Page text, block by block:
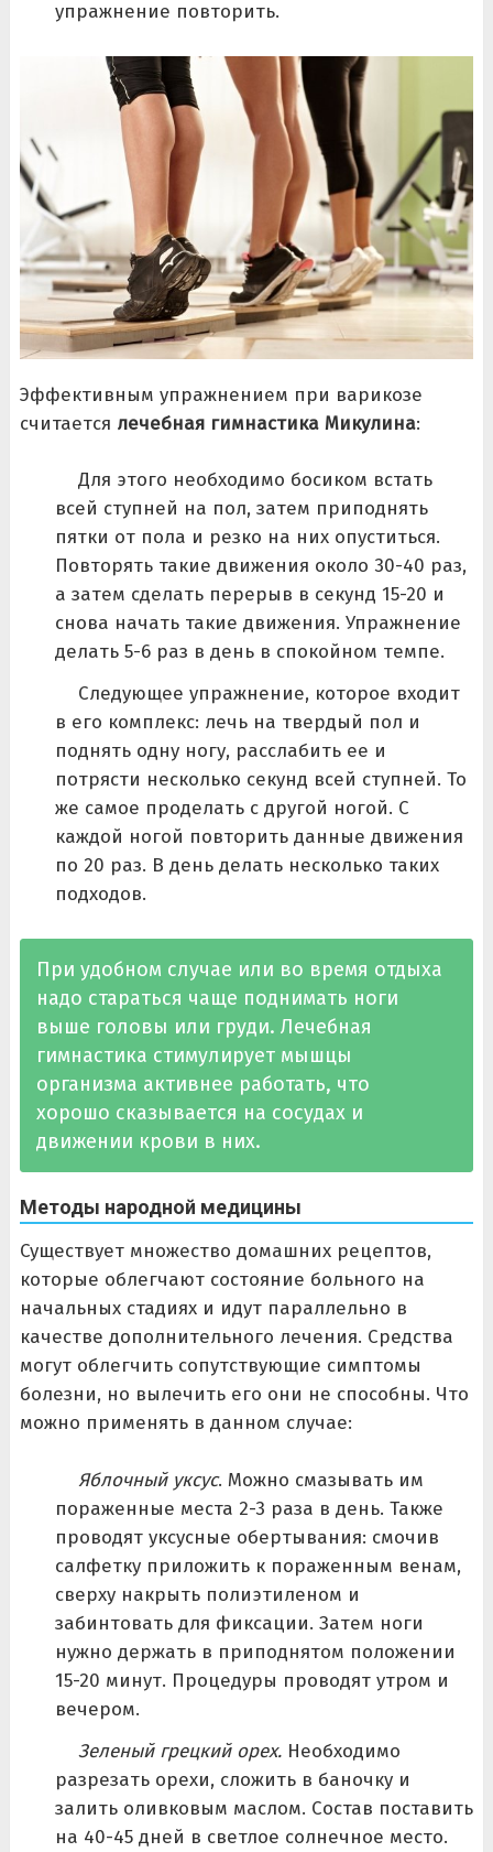
упражнение повторить.
Эффективным упражнением при варикозе
считается лечебная гимнастика Микулина:
Для этого необходимо босиком встать
всей ступней на пол, затем приподнять
пятки от пола и резко на них опуститься.
Повторять такие движения около 30-40 раз,
а затем сделать перерыв в секунд 15-20 и
снова начать такие движения. Упражнение
делать 5-6 раз в день в спокойном темпе.
Следующее упражнение, которое входит
в его комплекс: лечь на твердый пол и
поднять одну ногу, расслабить ее и
потрясти несколько секунд всей ступней. То
же самое проделать с другой ногой. С
каждой ногой повторить данные движения
по 20 раз. В день делать несколько таких
подходов.
При удобном случае или во время отдыха
надо стараться чаще поднимать ноги
выше головы или груди. Лечебная
гимнастика стимулирует мышцы
организма активнее работать, что
хорошо сказывается на сосудах и
движении крови в них.
Методы народной медицины
Существует множество домашних рецептов,
которые облегчают состояние больного на
начальных стадиях и идут параллельно в
качестве дополнительного лечения. Средства
могут облегчить сопутствующие симптомы
болезни, но вылечить его они не способны. Что
можно применять в данном случае:
Яблочный уксус. Можно смазывать им
пораженные места 2-3 раза в день. Также
проводят уксусные обертывания: смочив
салфетку приложить к пораженным венам,
сверху накрыть полиэтиленом и
забинтовать для фиксации. Затем ноги
нужно держать в приподнятом положении
15-20 минут. Процедуры проводят утром и
вечером.
Зеленый грецкий орех.Необходимо
разрезать орехи, сложить в баночку и
залить оливковым маслом. Состав поставить
на 40-45 дней в светлое солнечное место.